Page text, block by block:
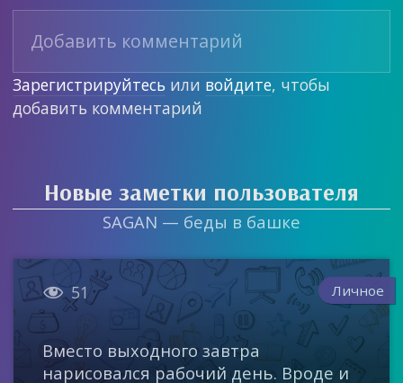
Зарегистрируйтесь или войдите, чтобы
добавить комментарий
Новые заметки пользователя
SAGAN — беды в башке
 51 Личное
Вместо выходного завтра
нарисовался рабочий день. Вроде и